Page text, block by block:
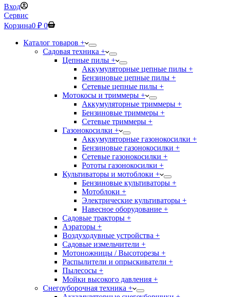
Вход
Сервис
Корзина0 ₽ 0
Каталог товаров +
Садовая техника +
Цепные пилы +
Аккумуляторные цепные пилы +
Бензиновые цепные пилы +
Сетевые цепные пилы +
Мотокосы и триммеры +
Аккумуляторные триммеры +
Бензиновые триммеры +
Сетевые триммеры +
Газонокосилки +
Аккумуляторные газонокосилки +
Бензиновые газонокосилки +
Сетевые газонокосилки +
Рототы газонокосилки +
Культиваторы и мотоблоки +
Бензиновые культиваторы +
Мотоблоки +
Электрические культиваторы +
Навесное оборудование +
Садовые тракторы +
Аэраторы +
Воздуходувные устройства +
Садовые измельчители +
Мотоножницы / Высоторезы +
Распылители и опрыскиватели +
Пылесосы +
Мойки высокого давления +
Снегоуборочная техника +